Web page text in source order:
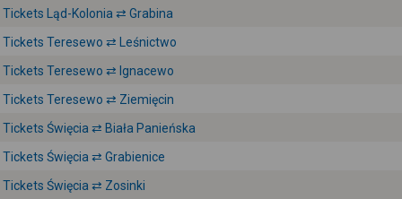
Tickets Ląd-Kolonia ⇄ Grabina
Tickets Teresewo ⇄ Leśnictwo
Tickets Teresewo ⇄ Ignacewo
Tickets Teresewo ⇄ Ziemięcin
Tickets Święcia ⇄ Biała Panieńska
Tickets Święcia ⇄ Grabienice
Tickets Święcia ⇄ Zosinki